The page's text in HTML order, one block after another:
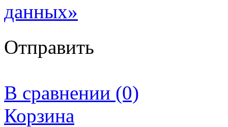
данных»
Отправить
В сравнении (0)
Корзина